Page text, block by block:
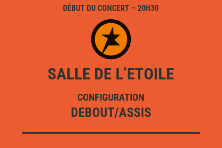
DÉBUT DU CONCERT – 20H30
SALLE DE L’ETOILE
CONFIGURATION
DEBOUT/ASSIS